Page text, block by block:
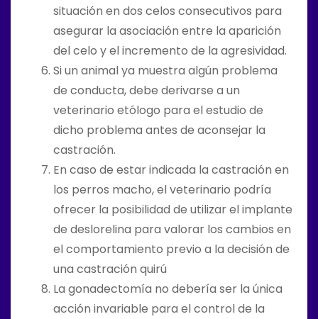
situación en dos celos consecutivos para
asegurar la asociación entre la aparición
del celo y el incremento de la agresividad.
Si un animal ya muestra algún problema
de conducta, debe derivarse a un
veterinario etólogo para el estudio de
dicho problema antes de aconsejar la
castración.
En caso de estar indicada la castración en
los perros macho, el veterinario podría
ofrecer la posibilidad de utilizar el implante
de deslorelina para valorar los cambios en
el comportamiento previo a la decisión de
una castración quirú
La gonadectomía no debería ser la única
acción invariable para el control de la